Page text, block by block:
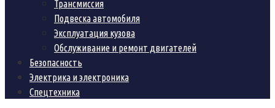
Трансмиссия
Подвеска автомобиля
Эксплуатация кузова
Обслуживание и ремонт двигателей
Безопасность
Электрика и электроника
Спецтехника